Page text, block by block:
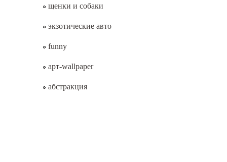
щенки и собаки
экзотические авто
funny
арт-wallpaper
абстракция